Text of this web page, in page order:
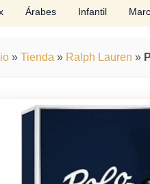
Árabes Infantil
» Tienda » Ralph Lauren »